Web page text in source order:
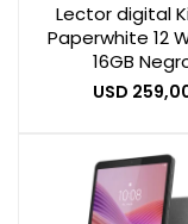
Lector digital
Paperwhite 12
16GB
USD